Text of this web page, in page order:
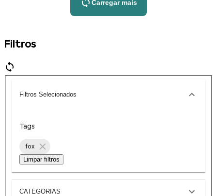
Carregar mais
Filtros
Filtros Selecionados
Tags
fox
Limpar filtros
CATEGORIAS